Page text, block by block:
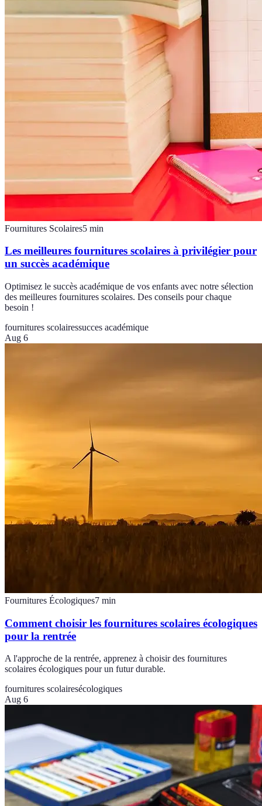
Fournitures Scolaires5 min
Les meilleures fournitures scolaires à privilégier pour
un succès académique
Optimisez le succès académique de vos enfants avec notre sélection
des meilleures fournitures scolaires. Des conseils pour chaque
besoin !
fournitures scolairessucces académique
Aug 6
Fournitures Écologiques7 min
Comment choisir les fournitures scolaires écologiques
pour la rentrée
A l'approche de la rentrée, apprenez à choisir des fournitures
scolaires écologiques pour un futur durable.
fournitures scolairesécologiques
Aug 6